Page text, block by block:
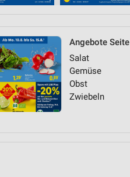
Angebote
Salat
Gemüse
Obst
Zwiebeln